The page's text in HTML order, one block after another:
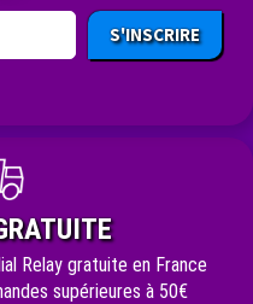
S'INSCRIRE
Relay gratuite en France
supérieures à 50€